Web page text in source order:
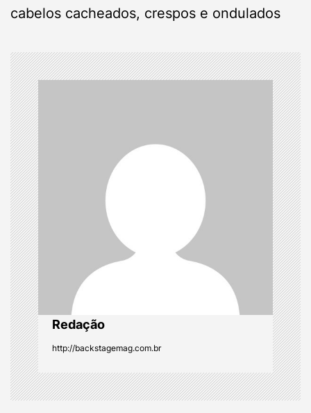
n
a
v
i
g
a
t
i
o
n
cabelos cacheados, crespos e ondulados
Redação
http://backstagemag.com.br